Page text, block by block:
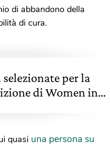
di abbandono della
di cura.
selezionate per la
di Women in
quasi una persona su